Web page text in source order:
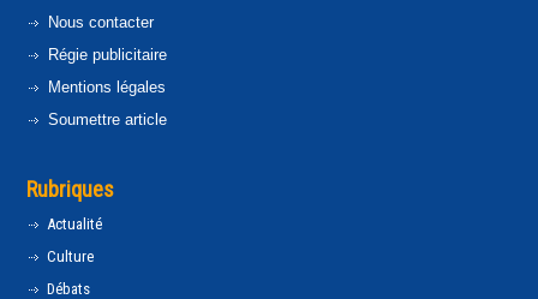
Nous contacter
Régie publicitaire
Mentions légales
Soumettre article
Rubriques
Actualité
Culture
Débats